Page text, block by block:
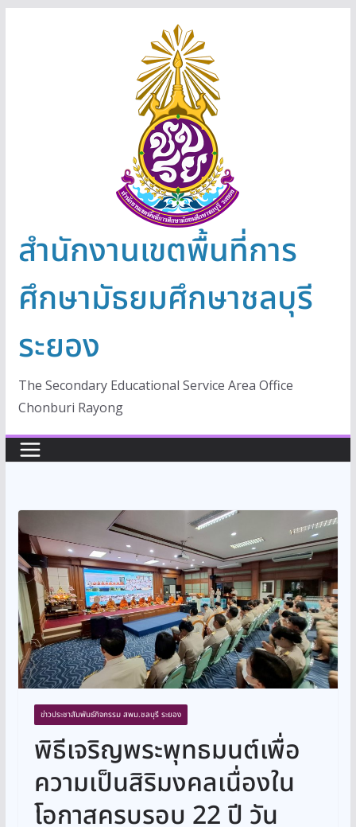
สำนักงานเขตพื้นที่การ
ศึกษามัธยมศึกษาชลบุรี
ระยอง
The Secondary Educational Service Area Office
Chonburi Rayong
ข่าวประชาสัมพันธ์กิจกรรม สพม.ชลบุรี ระยอง
พิธีเจริญพระพุทธมนต์เพื่อ
ความเป็นสิริมงคลเนื่องใน
โอกาสครบรอบ 22 ปี วัน